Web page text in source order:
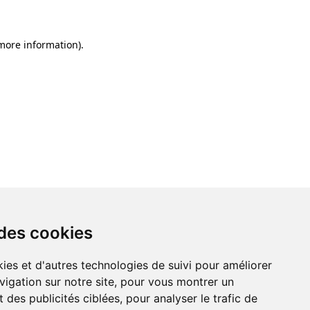
cookies
et d'autres technologies de suivi pour améliorer
sur notre site, pour vous montrer un
des publicités ciblées, pour analyser le trafic de
information).